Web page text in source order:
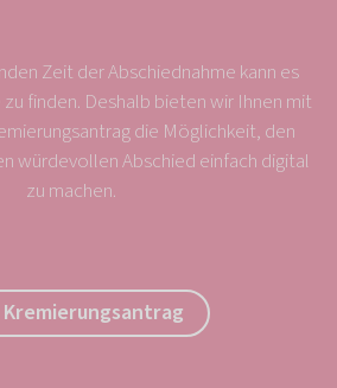
Zeit der Abschiednahme kann es
finden. Deshalb bieten wir Ihnen mit
die Möglichkeit, den
würdevollen Abschied einfach digital
zu machen.
Kremierungsantrag